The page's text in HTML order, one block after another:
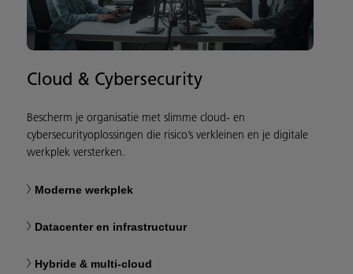
Cloud & Cybersecurity
Bescherm je organisatie met slimme cloud- en
cybersecurityoplossingen die risico’s verkleinen en je digitale
werkplek versterken.
Moderne werkplek
Datacenter en infrastructuur
Hybride & multi-cloud